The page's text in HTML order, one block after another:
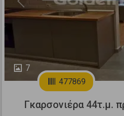
7
Previous
477869
Γκαρσονιέρα 44τ.μ.